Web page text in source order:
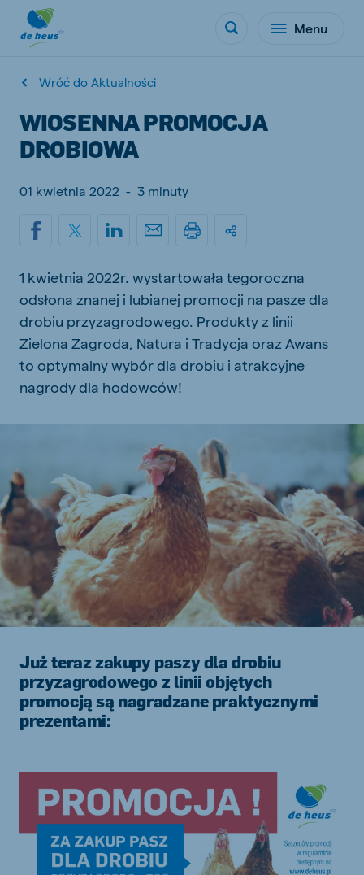
Menu
Wróć do Aktualności
WIOSENNA PROMOCJA
DROBIOWA
01 kwietnia 2022 - 3 minuty
1 kwietnia 2022r. wystartowała tegoroczna
odsłona znanej i lubianej promocji na pasze dla
drobiu przyzagrodowego. Produkty z linii
Zielona Zagroda, Natura i Tradycja oraz Awans
to optymalny wybór dla drobiu i atrakcyjne
nagrody dla hodowców!
Już teraz zakupy paszy dla drobiu
przyzagrodowego z linii objętych
promocją są nagradzane praktycznymi
prezentami: